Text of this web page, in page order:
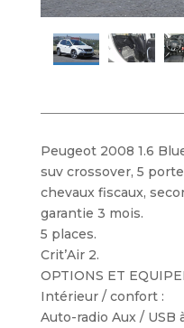
Peugeot 2008 1.6
suv crossover, 5
chevaux fiscaux,
garantie 3 mois.
5 places.
Crit’Air 2.
OPTIONS ET
Intérieur / confort :
Auto-radio Aux / USB